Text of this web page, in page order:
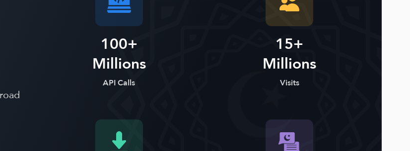
100+
Millions
API Calls
15+
Millions
Visits